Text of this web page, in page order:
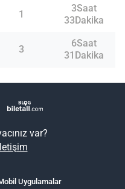
1
3Saat
33Dakika
3
6Saat
31Dakika
var?
Uygulamalar